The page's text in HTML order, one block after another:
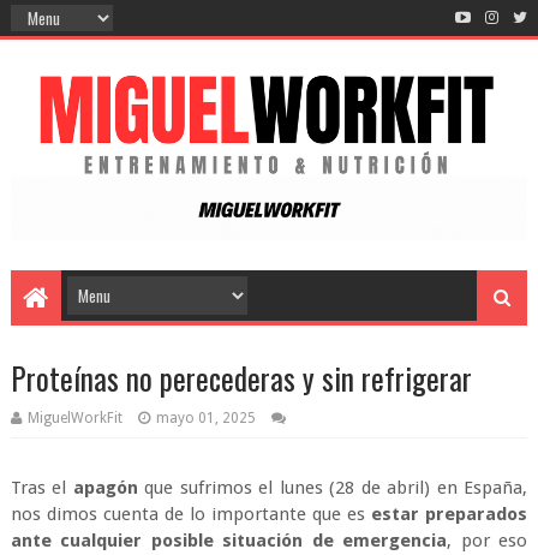
Proteínas no perecederas y sin refrigerar
MiguelWorkFit mayo 01, 2025
Tras el apagón que sufrimos el lunes (28 de abril) en España,
nos dimos cuenta de lo importante que es estar preparados
ante cualquier posible situación de emergencia, por eso